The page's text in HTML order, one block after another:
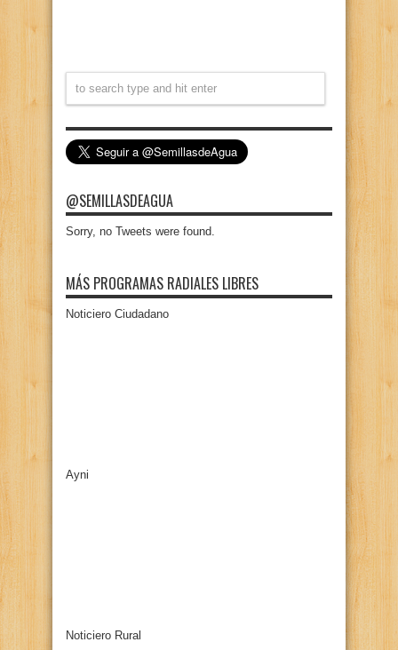
@SEMILLASDEAGUA
Sorry, no Tweets were found.
MÁS PROGRAMAS RADIALES LIBRES
Noticiero Ciudadano
Ayni
Noticiero Rural